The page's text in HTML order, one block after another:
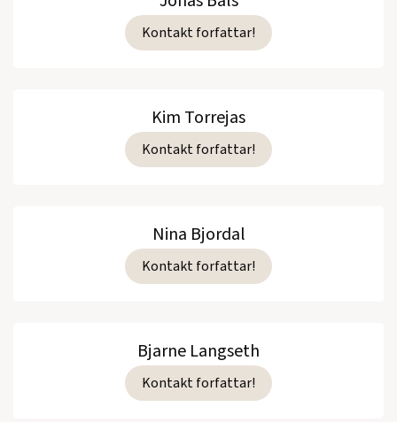
Kontakt forfattar!
Kim Torrejas
Kontakt forfattar!
Nina Bjordal
Kontakt forfattar!
Bjarne Langseth
Kontakt forfattar!